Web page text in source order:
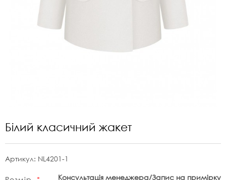
Білий класичний жакет
Артикул: NL4201-1
Консультація менеджера/Запис на примірку